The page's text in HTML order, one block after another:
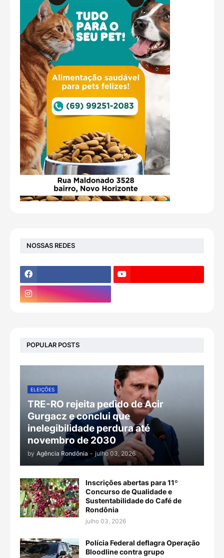
NOSSAS REDES
POPULAR POSTS
ELEIÇÕES
TRE-RO rejeita pedido de Acir
Gurgacz e conclui que
inelegibilidade perdura até
novembro de 2030
by Agência Rondônia - julho 03, 2026
Inscrições abertas para 11º
Concurso de Qualidade e
Sustentabilidade do Café de
Rondônia
julho 03, 2026
Polícia Federal deflagra Operação
Bloodline contra grupo